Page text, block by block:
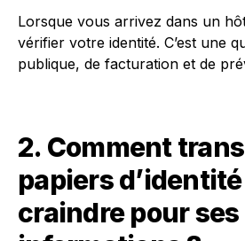
Lorsque vous arrivez dans un
vérifier votre identité. C’est une
publique, de facturation et de
2. Comment
papiers
craindre pour ses